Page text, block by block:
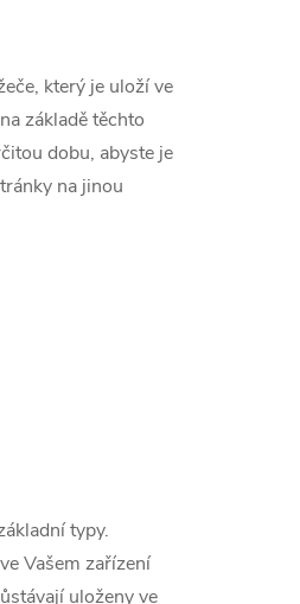
který je uloží ve
základě těchto
dobu, abyste je
na jinou
typy.
Vašem zařízení
uloženy ve